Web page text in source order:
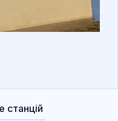
станцій